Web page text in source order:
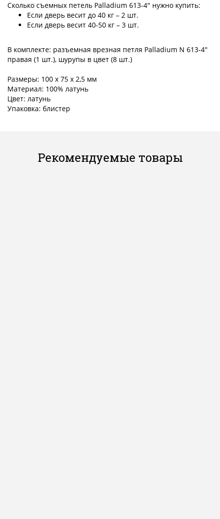
Сколько съемных петель Palladium 613-4" нужно купить:
Если дверь весит до 40 кг – 2 шт.
Если дверь весит 40-50 кг – 3 шт.
В комплекте: разъемная врезная петля Palladium N 613-4"
правая (1 шт.), шурупы в цвет (8 шт.)
Размеры: 100 х 75 x 2,5 мм
Материал: 100% латунь
Цвет: латунь
Упаковка: блистер
Рекомендуемые товары